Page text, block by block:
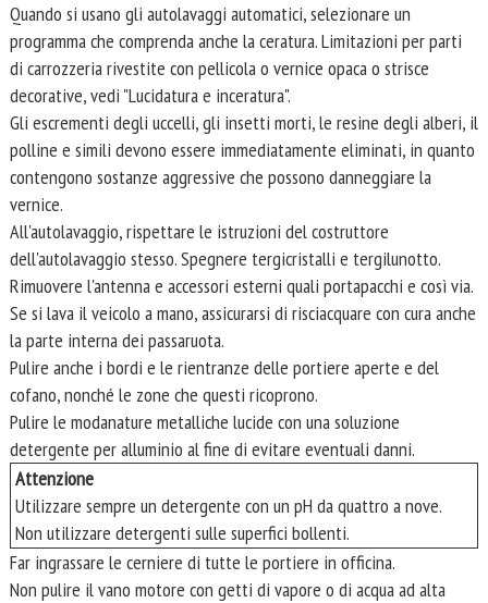
Quando si usano gli autolavaggi automatici, selezionare un
programma che comprenda anche la ceratura. Limitazioni per parti
di carrozzeria rivestite con pellicola o vernice opaca o strisce
decorative, vedi "Lucidatura e inceratura".
Gli escrementi degli uccelli, gli insetti morti, le resine degli alberi, il
polline e simili devono essere immediatamente eliminati, in quanto
contengono sostanze aggressive che possono danneggiare la
vernice.
All'autolavaggio, rispettare le istruzioni del costruttore
dell'autolavaggio stesso. Spegnere tergicristalli e tergilunotto.
Rimuovere l'antenna e accessori esterni quali portapacchi e così via.
Se si lava il veicolo a mano, assicurarsi di risciacquare con cura anche
la parte interna dei passaruota.
Pulire anche i bordi e le rientranze delle portiere aperte e del
cofano, nonché le zone che questi ricoprono.
Pulire le modanature metalliche lucide con una soluzione
detergente per alluminio al fine di evitare eventuali danni.
Attenzione
Utilizzare sempre un detergente con un pH da quattro a nove.
Non utilizzare detergenti sulle superfici bollenti.
Far ingrassare le cerniere di tutte le portiere in officina.
Non pulire il vano motore con getti di vapore o di acqua ad alta